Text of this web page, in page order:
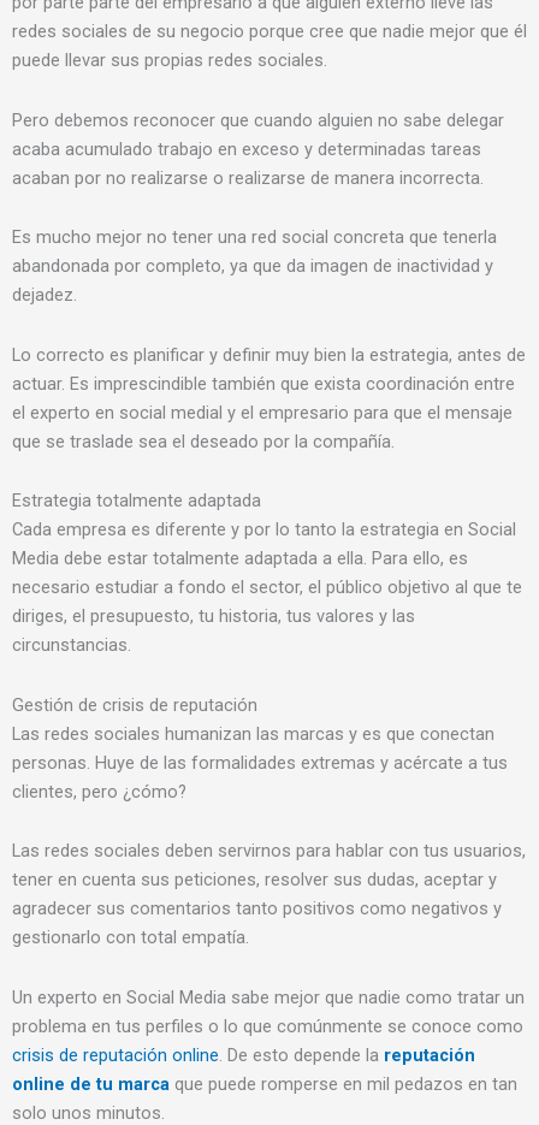
redes sociales de su negocio porque cree que nadie mejor que él
puede llevar sus propias redes sociales.
Pero debemos reconocer que cuando alguien no sabe delegar
acaba acumulado trabajo en exceso y determinadas tareas
acaban por no realizarse o realizarse de manera incorrecta.
Es mucho mejor no tener una red social concreta que tenerla
abandonada por completo, ya que da imagen de inactividad y
dejadez.
Lo correcto es planificar y definir muy bien la estrategia, antes de
actuar. Es imprescindible también que exista coordinación entre
el experto en social medial y el empresario para que el mensaje
que se traslade sea el deseado por la compañía.
Estrategia totalmente adaptada
Cada empresa es diferente y por lo tanto la estrategia en Social
Media debe estar totalmente adaptada a ella. Para ello, es
necesario estudiar a fondo el sector, el público objetivo al que te
diriges, el presupuesto, tu historia, tus valores y las
circunstancias.
Gestión de crisis de reputación
Las redes sociales humanizan las marcas y es que conectan
personas. Huye de las formalidades extremas y acércate a tus
clientes, pero ¿cómo?
Las redes sociales deben servirnos para hablar con tus usuarios,
tener en cuenta sus peticiones, resolver sus dudas, aceptar y
agradecer sus comentarios tanto positivos como negativos y
gestionarlo con total empatía.
Un experto en Social Media sabe mejor que nadie como tratar un
problema en tus perfiles o lo que comúnmente se conoce como
crisis de reputación online. De esto depende la reputación
online de tu marca que puede romperse en mil pedazos en tan
solo unos minutos.